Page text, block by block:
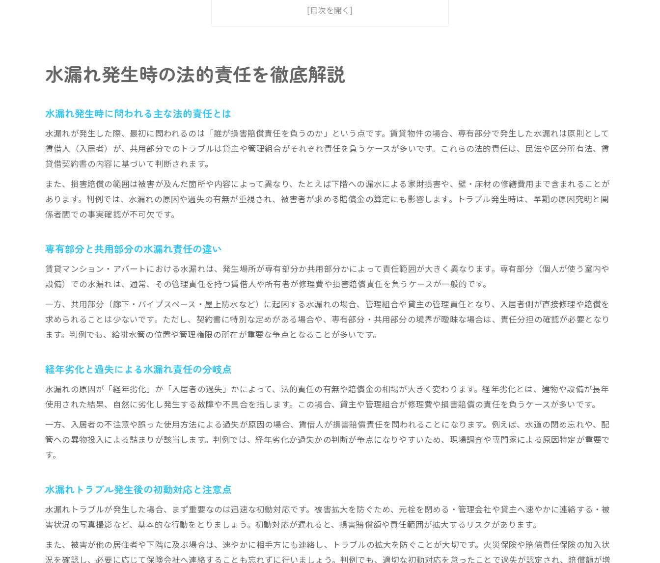
経年劣化と過失による水漏れ責任の分岐点
水漏れの賠償金相場は判例でどう決まるか
弁護士費用を含む水漏れ損害賠償の注意点
水漏れ判例が示す有利な対応策のポイント
水漏れで大家が責任を問われる代表例と根拠
借主の過失による水漏れ責任と賠償基準
賃貸における水漏れ損害賠償の基礎知識
賃貸の水漏れ損害賠償請求は何を根拠に行うか
賃貸水漏れで賠償範囲が異なる主な要素
水漏れ損害賠償の相場とその算定方法
経年劣化と不可抗力の違いが賠償に影響
水漏れ損害賠償の交渉前に準備すべき資料
判例を活用した水漏れ賠償交渉のコツ
責任範囲を明確にする交渉時のポイント
水漏れ相場を根拠とした適切な主張方法
借主の過失が原因となる水漏れケース分析
水漏れ判例で認定された損害賠償の実情
賃貸マンションで多い水漏れ原因と責任関係
経年劣化と過失判断で注意すべきポイント
水漏れ発生時の法的責任を徹底解説
水漏れ発生時に問われる主な法的責任とは
水漏れが発生した際、最初に問われるのは「誰が損害賠償責任を負うのか」という点です。賃貸物件の場合、専有部分で発生した水漏れは原則として
賃借人（入居者）が、共用部分でのトラブルは貸主や管理組合がそれぞれ責任を負うケースが多いです。これらの法的責任は、民法や区分所有法、賃
貸借契約書の内容に基づいて判断されます。
また、損害賠償の範囲は被害が及んだ箇所や内容によって異なり、たとえば下階への漏水による家財損害や、壁・床材の修繕費用まで含まれることが
あります。判例では、水漏れの原因や過失の有無が重視され、被害者が求める賠償金の算定にも影響します。トラブル発生時は、早期の原因究明と関
係者間での事実確認が不可欠です。
専有部分と共用部分の水漏れ責任の違い
賃貸マンション・アパートにおける水漏れは、発生場所が専有部分か共用部分かによって責任範囲が大きく異なります。専有部分（個人が使う室内や
設備）での水漏れは、通常、その管理責任を持つ賃借人や所有者が修理費や損害賠償責任を負うケースが一般的です。
一方、共用部分（廊下・パイプスペース・屋上防水など）に起因する水漏れの場合、管理組合や貸主の管理責任となり、入居者側が直接修理や賠償を
求められることは少ないです。ただし、契約書に特別な定めがある場合や、専有部分・共用部分の境界が曖昧な場合は、責任分担の確認が必要となり
ます。判例でも、給排水管の位置や管理権限の所在が重要な争点となることが多いです。
経年劣化と過失による水漏れ責任の分岐点
水漏れの原因が「経年劣化」か「入居者の過失」かによって、法的責任の有無や賠償金の相場が大きく変わります。経年劣化とは、建物や設備が長年
使用された結果、自然に劣化し発生する故障や不具合を指します。この場合、貸主や管理組合が修理費や損害賠償の責任を負うケースが多いです。
一方、入居者の不注意や誤った使用方法による過失が原因の場合、賃借人が損害賠償責任を問われることになります。例えば、水道の閉め忘れや、配
管への異物投入による詰まりが該当します。判例では、経年劣化か過失かの判断が争点になりやすいため、現場調査や専門家による原因特定が重要で
す。
水漏れトラブル発生後の初動対応と注意点
水漏れトラブルが発生した場合、まず重要なのは迅速な初動対応です。被害拡大を防ぐため、元栓を閉める・管理会社や貸主へ速やかに連絡する・被
害状況の写真撮影など、基本的な行動をとりましょう。初動対応が遅れると、損害賠償額や責任範囲が拡大するリスクがあります。
また、被害が他の居住者や下階に及ぶ場合は、速やかに相手方にも連絡し、トラブルの拡大を防ぐことが大切です。火災保険や賠償責任保険の加入状
況を確認し、必要に応じて保険会社へ連絡することも忘れずに行いましょう。判例でも、適切な初動対応を怠ったことで過失が認定され、賠償額が増